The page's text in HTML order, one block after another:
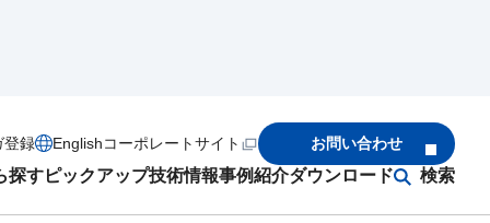
探すピックアップ技術情報事例紹介ダウンロード 検索
登録 Englishコーポレートサイト お問い合わせ